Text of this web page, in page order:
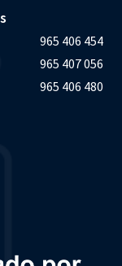
965 406 454
965 407 056
965 406 480